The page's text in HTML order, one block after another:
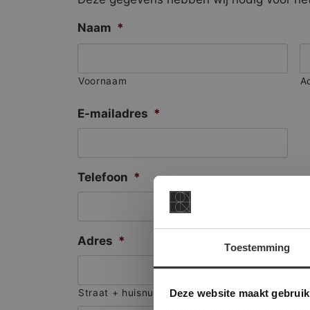
Toestemming
Deze website maakt
Naam *
Voornaam
E-mailadres *
Telefoon *
Adres *
Straat + huisnummer
Deze
onze